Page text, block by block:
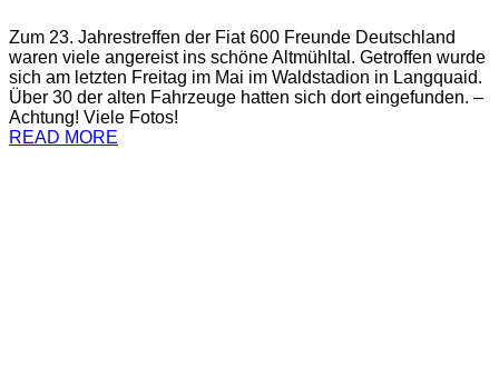
Zum 23. Jahrestreffen der Fiat 600 Freunde Deutschland
waren viele angereist ins schöne Altmühltal. Getroffen wurde
sich am letzten Freitag im Mai im Waldstadion in Langquaid.
Über 30 der alten Fahrzeuge hatten sich dort eingefunden. –
Achtung! Viele Fotos!
READ MORE